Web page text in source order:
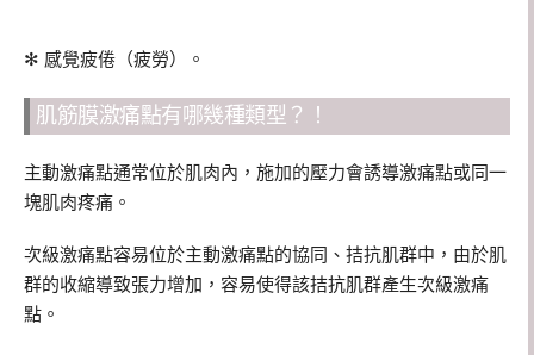
✻ 感覺疲倦（疲勞）。
肌筋膜激痛點有哪幾種類型？！
主動激痛點通常位於肌肉內，施加的壓力會誘導激痛點或同一
塊肌肉疼痛。
次級激痛點容易位於主動激痛點的協同、拮抗肌群中，由於肌
群的收縮導致張力增加，容易使得該拮抗肌群產生次級激痛
點。